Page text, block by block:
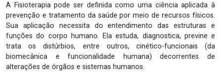
A Fisioterapia pode ser definida como uma ciência aplicada à
prevenção e tratamento da saúde por meio de recursos físicos.
Sua aplicação necessita do entendimento das estruturas e
funções do corpo humano. Ela estuda, diagnostica, previne e
trata os distúrbios, entre outros, cinético-funcionais (da
biomecânica e funcionalidade humana) decorrentes de
alterações de órgãos e sistemas humanos.